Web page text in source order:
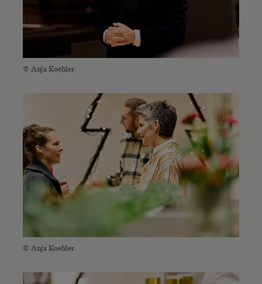
© Anja Koehler
© Anja Koehler